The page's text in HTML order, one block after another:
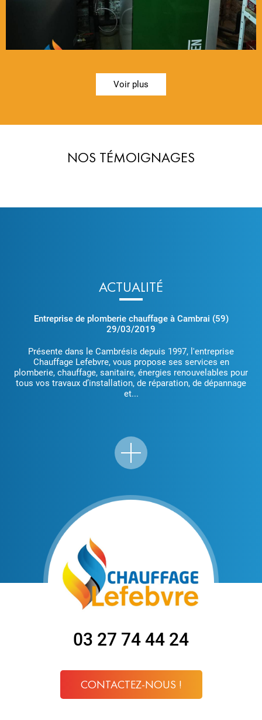
Voir plus
NOS TÉMOIGNAGES
ACTUALITÉ
Entreprise de plomberie chauffage à Cambrai (59)
29/03/2019
Présente dans le Cambrésis depuis 1997, l'entreprise
Chauffage Lefebvre, vous propose ses services en
plomberie, chauffage, sanitaire, énergies renouvelables pour
tous vos travaux d’installation, de réparation, de dépannage
et...
03 27 74 44 24
CONTACTEZ-NOUS !